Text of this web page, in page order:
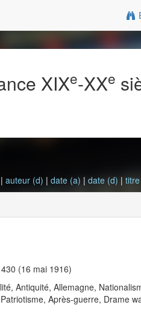
XIXe-XXe
|auteur (d) |date (a) |date (d) |
(16 mai 1916)
Antiquité, Allemagne,
Après-guerre, Drame